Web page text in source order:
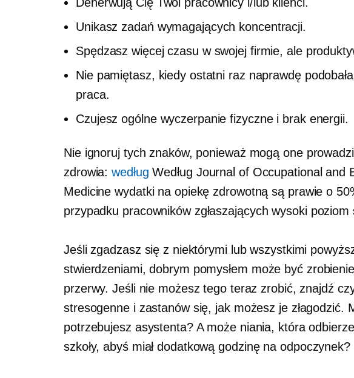
Unikasz zadań wymagających koncentracji.
Spędzasz więcej czasu w swojej firmie, ale
Nie pamiętasz, kiedy ostatni raz naprawdę
praca.
Czujesz ogólne wyczerpanie fizyczne i brak energii.
Nie ignoruj ​​​​tych znaków, ponieważ mogą one
zdrowia:według Według Journal of Occupational and
Medicine wydatki na opiekę zdrowotną są prawie o
przypadku pracowników zgłaszających wysoki poziom
Jeśli zgadzasz się z niektórymi lub wszystkimi
stwierdzeniami, dobrym pomysłem może być
przerwy. Jeśli nie możesz tego teraz zrobić, znajdź
stresogenne i zastanów się, jak możesz je złagodzić.
potrzebujesz asystenta? A może niania, która
szkoły, abyś miał dodatkową godzinę na odpoczynek?